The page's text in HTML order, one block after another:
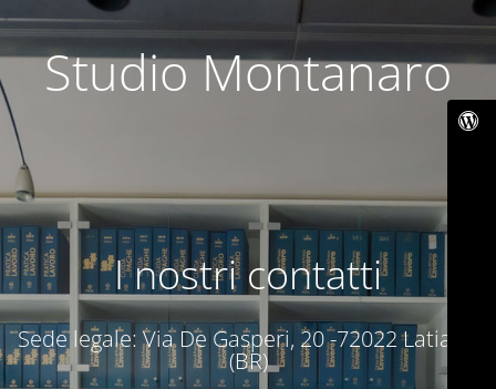
Studio Montanaro
I nostri contatti
Sede legale: Via De Gasperi, 20 -72022 Latiano
(BR)